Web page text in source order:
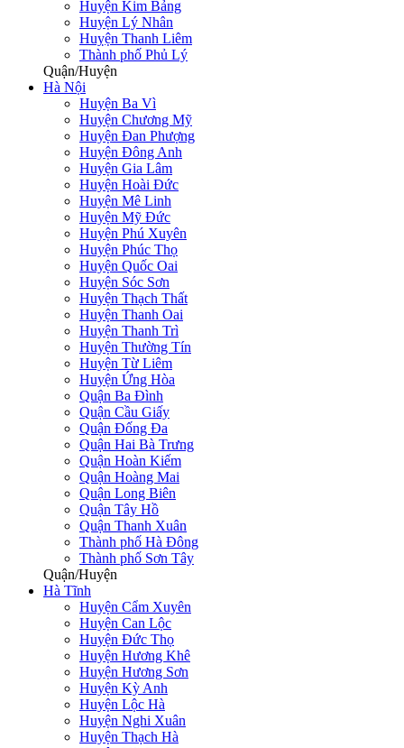
Huyện Kim Bảng
Huyện Lý Nhân
Huỵện Thanh Liêm
Thành phố Phủ Lý
Quận/Huyện
Hà Nội
Huyện Ba Vì
Huyện Chương Mỹ
Huyện Đan Phượng
Huyện Đông Anh
Huyện Gia Lâm
Huyện Hoài Đức
Huyện Mê Linh
Huyện Mỹ Đức
Huyện Phú Xuyên
Huyện Phúc Thọ
Huyện Quốc Oai
Huyện Sóc Sơn
Huyện Thạch Thất
Huyện Thanh Oai
Huyện Thanh Trì
Huyện Thường Tín
Huyện Từ Liêm
Huyện Ứng Hòa
Quận Ba Đình
Quận Cầu Giấy
Quận Đống Đa
Quận Hai Bà Trưng
Quận Hoàn Kiếm
Quận Hoàng Mai
Quận Long Biên
Quận Tây Hồ
Quận Thanh Xuân
Thành phố Hà Đông
Thành phố Sơn Tây
Quận/Huyện
Hà Tĩnh
Huyện Cẩm Xuyên
Huyện Can Lộc
Huyện Đức Thọ
Huyện Hương Khê
Huyện Hương Sơn
Huyện Kỳ Anh
Huyện Lộc Hà
Huyện Nghi Xuân
Huyện Thạch Hà